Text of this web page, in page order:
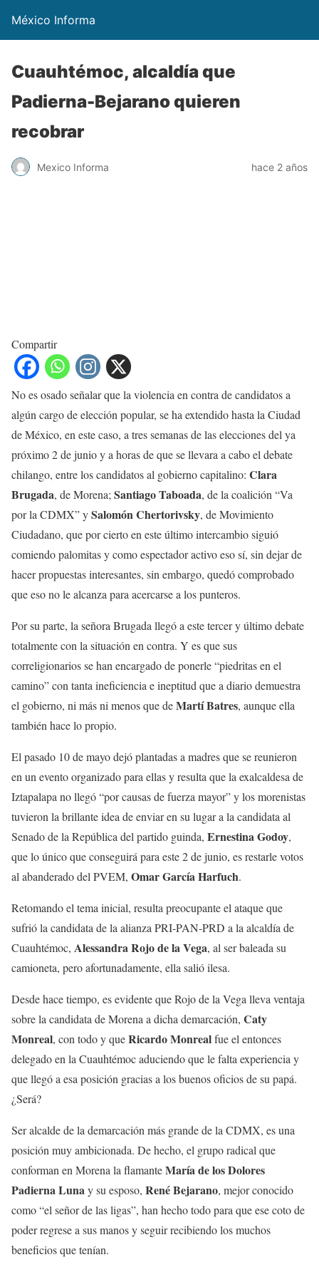
México Informa
Cuauhtémoc, alcaldía que
Padierna-Bejarano quieren
recobrar
Mexico Informa hace 2 años
Compartir
No es osado señalar que la violencia en contra de candidatos a
algún cargo de elección popular, se ha extendido hasta la Ciudad
de México, en este caso, a tres semanas de las elecciones del ya
próximo 2 de junio y a horas de que se llevara a cabo el debate
chilango, entre los candidatos al gobierno capitalino: Clara
Brugada, de Morena; Santiago Taboada, de la coalición “Va
por la CDMX” ySalomón Chertorivsky, de Movimiento
Ciudadano, que por cierto en este último intercambio siguió
comiendo palomitas y como espectador activo eso sí, sin dejar de
hacer propuestas interesantes, sin embargo, quedó comprobado
que eso no le alcanza para acercarse a los punteros.
Por su parte, la señora Brugada llegó a este tercer y último debate
totalmente con la situación en contra. Y es que sus
correligionarios se han encargado de ponerle “piedritas en el
camino” con tanta ineficiencia e ineptitud que a diario demuestra
el gobierno, ni más ni menos que deMartí Batres, aunque ella
también hace lo propio.
El pasado 10 de mayo dejó plantadas a madres que se reunieron
en un evento organizado para ellas y resulta que la exalcaldesa de
Iztapalapa no llegó “por causas de fuerza mayor” y los morenistas
tuvieron la brillante idea de enviar en su lugar a la candidata al
Senado de la República del partido guinda, Ernestina Godoy,
que lo único que conseguirá para este 2 de junio, es restarle votos
al abanderado del PVEM, Omar García Harfuch.
Retomando el tema inicial, resulta preocupante el ataque que
sufrió la candidata de la alianza PRI-PAN-PRD a la alcaldía de
Cuauhtémoc, Alessandra Rojo de la Vega, al ser baleada su
camioneta, pero afortunadamente, ella salió ilesa.
Desde hace tiempo, es evidente que Rojo de la Vega lleva ventaja
sobre la candidata de Morena a dicha demarcación, Caty
Monreal, con todo y queRicardo Monrealfue el entonces
delegado en la Cuauhtémoc aduciendo que le falta experiencia y
que llegó a esa posición gracias a los buenos oficios de su papá.
¿Será?
Ser alcalde de la demarcación más grande de la CDMX, es una
posición muy ambicionada. De hecho, el grupo radical que
conforman en Morena la flamanteMaría de los Dolores
Padierna Lunay su esposo, René Bejarano, mejor conocido
como “el señor de las ligas”, han hecho todo para que ese coto de
poder regrese a sus manos y seguir recibiendo los muchos
beneficios que tenían.